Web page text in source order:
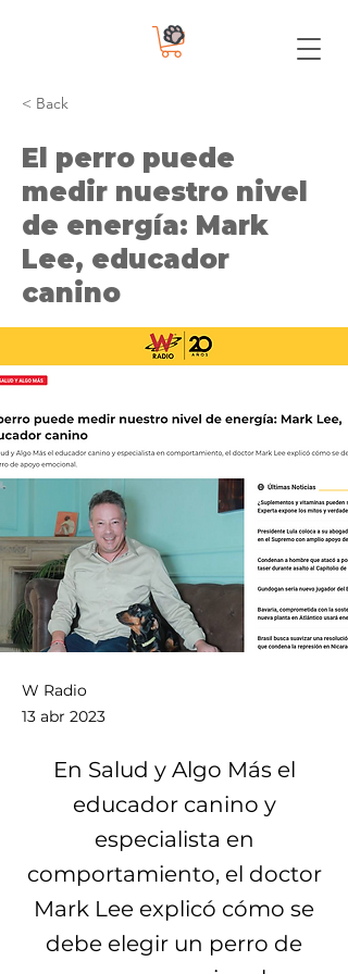
< Back
El perro puede
medir nuestro nivel
de energía: Mark
Lee, educador
canino
W Radio
13 abr 2023
En Salud y Algo Más el
educador canino y
especialista en
comportamiento, el doctor
Mark Lee explicó cómo se
debe elegir un perro de